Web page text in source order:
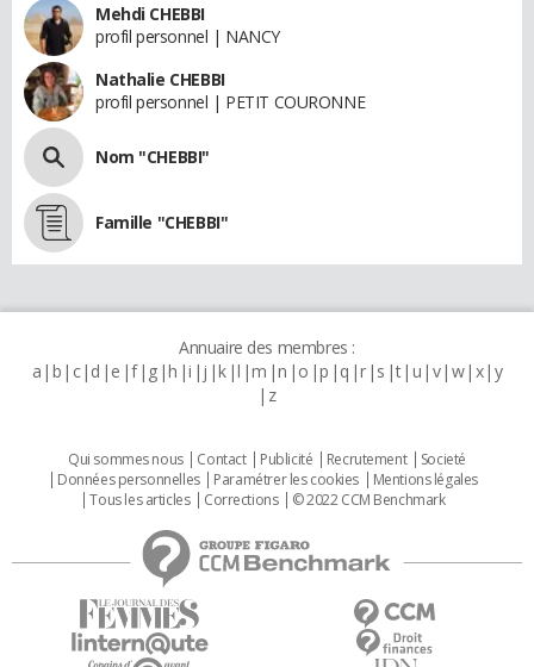
Mehdi CHEBBI
profil personnel | NANCY
Nathalie CHEBBI
profil personnel | PETIT COURONNE
Nom "CHEBBI"
Famille "CHEBBI"
Annuaire des membres :
a b c d e f g h i j k l m n o p q r s t u v w x y
z
Qui sommes nous Contact Publicité Recrutement
Societé
Données personnelles
Paramétrer les cookies
Mentions légales
Tous les articles
Corrections © 2022 CCM Benchmark